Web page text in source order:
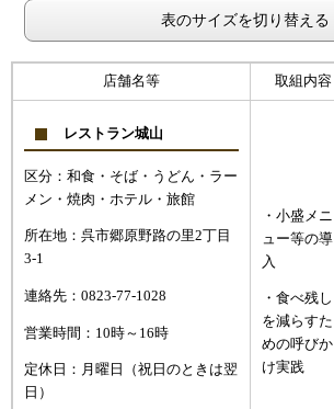
表のサイズを切り替える
店舗名等 取組内容
レストラン城山
区分：和食・そば・うどん・ラー
メン・焼肉・ホテル・旅館
所在地：呉市郷原野路の里2丁目
3-1
連絡先：0823-77-1028
営業時間：10時～16時
定休日：月曜日（祝日のときは翌
日）
・小盛メニ
ュー等の導
入
・食べ残し
を減らすた
めの呼びか
け実践